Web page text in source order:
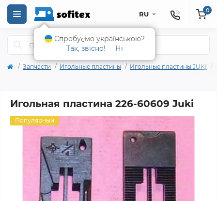
RU 0
Запчасти Игольные пластины Игольные пластины JUKI
Игольная пластина 226-60609 Juki
Популярный
Спробуємо українською?
Так, звісно!
Ні